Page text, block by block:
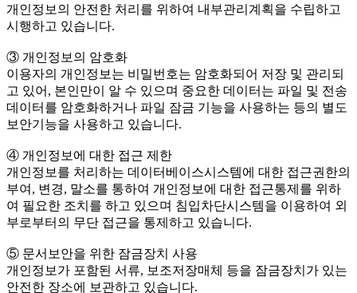
개인정보의 안전한 처리를 위하여 내부관리계획을 수립하고
시행하고 있습니다.
③ 개인정보의 암호화
이용자의 개인정보는 비밀번호는 암호화되어 저장 및 관리되
고 있어, 본인만이 알 수 있으며 중요한 데이터는 파일 및 전송
데이터를 암호화하거나 파일 잠금 기능을 사용하는 등의 별도
보안기능을 사용하고 있습니다.
④ 개인정보에 대한 접근 제한
개인정보를 처리하는 데이터베이스시스템에 대한 접근권한의
부여, 변경, 말소를 통하여 개인정보에 대한 접근통제를 위하
여 필요한 조치를 하고 있으며 침입차단시스템을 이용하여 외
부로부터의 무단 접근을 통제하고 있습니다.
⑤ 문서보안을 위한 잠금장치 사용
개인정보가 포함된 서류, 보조저장매체 등을 잠금장치가 있는
안전한 장소에 보관하고 있습니다.